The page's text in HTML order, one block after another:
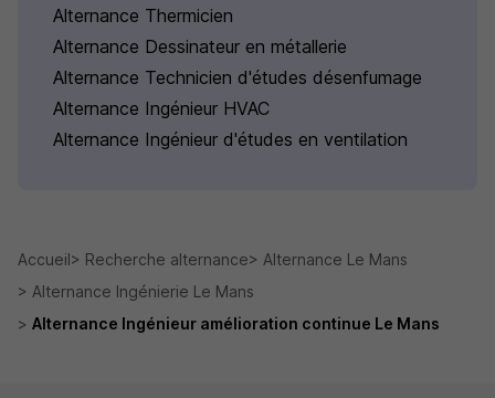
Alternance Thermicien
Alternance Dessinateur en métallerie
Alternance Technicien d'études désenfumage
Alternance Ingénieur HVAC
Alternance Ingénieur d'études en ventilation
Accueil Recherche alternance
Alternance Le Mans
Alternance Ingénierie Le Mans
Alternance Ingénieur amélioration continue Le Mans